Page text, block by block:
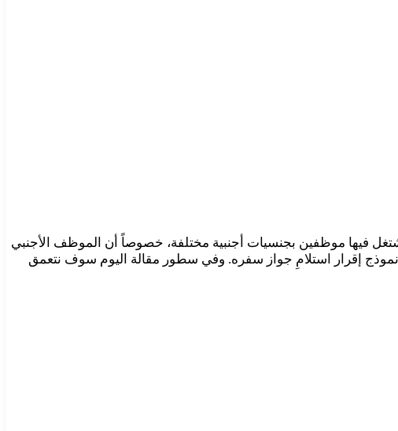
فيها موظفين بجنسيات أجنبية مختلفة، خصوصاً أن الموظف الأجنبي
إقرار استلامِ جواز سفره. وفي سطور مقالة اليوم سوف نتعمق